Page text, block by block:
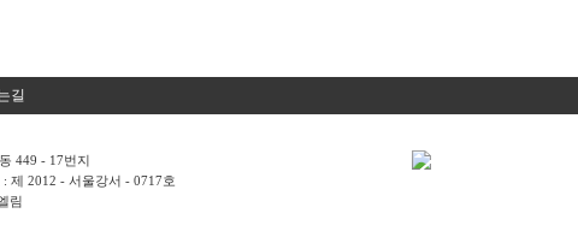
길
449 - 17번지
제 2012 - 서울강서 - 0717호
림